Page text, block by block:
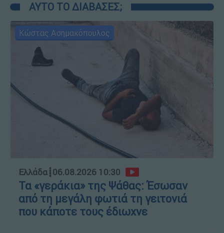
ΑΥΤΟ ΤΟ ΔΙΑΒΑΣΕΣ;
Κώστας Ασημακόπουλος
Ελλάδα┋06.08.2026 10:30
Τα «γεράκια» της Ψάθας: Έσωσαν
από τη μεγάλη φωτιά τη γειτονιά
που κάποτε τους έδιωχνε